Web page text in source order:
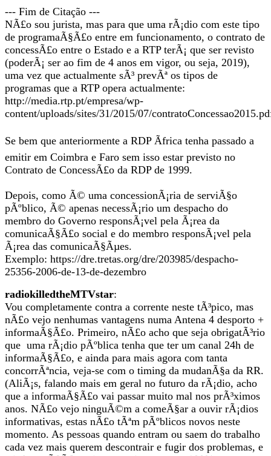
--- Fim de Citação ---
NÃ£o sou jurista, mas para que uma rÃ¡dio com este tipo
de programaÃ§Ã£o entre em funcionamento, o contrato de
concessÃ£o entre o Estado e a RTP terÃ¡ que ser revisto
(poderÃ¡ ser ao fim de 4 anos em vigor, ou seja, 2019),
uma vez que actualmente sÃ³ prevÃª os tipos de
programas que a RTP opera actualmente:
http://media.rtp.pt/empresa/wp-
content/uploads/sites/31/2015/07/
Se bem que anteriormente a RDP Ãfrica tenha passado a
emitir em Coimbra e Faro sem isso estar previsto no
Contrato de ConcessÃ£o da RDP de 1999.
Depois, como Ã© uma concessionÃ¡ria de serviÃ§o
pÃºblico, Ã© apenas necessÃ¡rio um despacho do
membro do Governo responsÃ¡vel pela Ã¡rea da
comunicaÃ§Ã£o social e do membro responsÃ¡vel pela
Ã¡rea das comunicaÃ§Ãµes.
Exemplo: https://dre.tretas.org/dre/203985/despacho-
25356-2006-de-13-de-dezembro
radiokilledtheMTVstar:
Vou completamente contra a corrente neste tÃ³pico, mas
nÃ£o vejo nenhumas vantagens numa Antena 4 desporto +
informaÃ§Ã£o. Primeiro, nÃ£o acho que seja obrigatÃ³rio
que uma rÃ¡dio pÃºblica tenha que ter um canal 24h de
informaÃ§Ã£o, e ainda para mais agora com tanta
concorrÃªncia, veja-se com o timing da mudanÃ§a da RR.
(AliÃ¡s, falando mais em geral no futuro da rÃ¡dio, acho
que a informaÃ§Ã£o vai passar muito mal nos prÃ³ximos
anos. NÃ£o vejo ninguÃ©m a comeÃ§ar a ouvir rÃ¡dios
informativas, estas nÃ£o tÃªm pÃºblicos novos neste
momento. As pessoas quando entram ou saem do trabalho
cada vez mais querem descontrair e fugir dos problemas, e